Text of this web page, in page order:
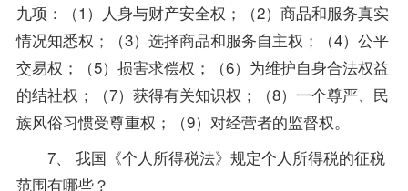
九项：（1）人身与财产安全权；（2）商品和服务真实
情况知悉权；（3）选择商品和服务自主权；（4）公平
交易权；（5）损害求偿权；（6）为维护自身合法权益
的结社权；（7）获得有关知识权；（8）一个尊严、民
族风俗习惯受尊重权；（9）对经营者的监督权。
7、 我国《个人所得税法》规定个人所得税的征税
范围有哪些？